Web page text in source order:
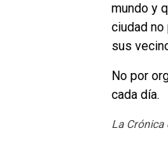
mundo y
ciudad no
sus
No por
cada día.
La Crónica